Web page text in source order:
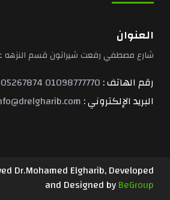
العنوان
شارع مصطفي رفعت شيراتون قسم النزهه
رقم الهاتف : 01098777770
البريد الإلكتروني :
Dr.Mohamed Elgharib, Developed
and Designed byBeGroup